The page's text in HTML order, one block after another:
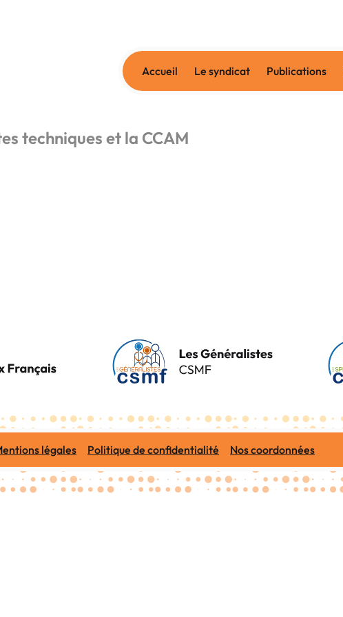
Accueil Le syndicat Publications
techniques et la CCAM
légales Politique de confidentialité Nos coordonnées